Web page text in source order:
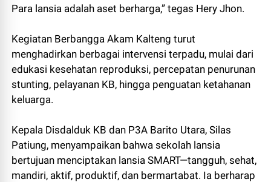
Para lansia adalah aset berharga,” tegas Hery Jhon.
Kegiatan Berbangga Akam Kalteng turut
menghadirkan berbagai intervensi terpadu, mulai dari
edukasi kesehatan reproduksi, percepatan penurunan
stunting, pelayanan KB, hingga penguatan ketahanan
keluarga.
Kepala Disdalduk KB dan P3A Barito Utara, Silas
Patiung, menyampaikan bahwa sekolah lansia
bertujuan menciptakan lansia SMART—tangguh, sehat,
mandiri, aktif, produktif, dan bermartabat. Ia berharap